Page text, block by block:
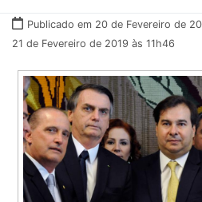
Publicado em 20 de Fevereiro de
21 de Fevereiro de 2019 às 11h46